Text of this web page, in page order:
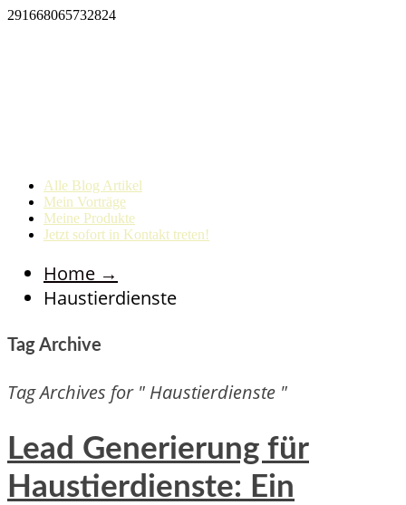
291668065732824
Alle Blog Artikel
Mein Vorträge
Meine Produkte
Jetzt sofort in Kontakt treten!
Home →
Haustierdienste
Tag Archive
Tag Archives for " Haustierdienste "
Lead Generierung für
Haustierdienste: Ein